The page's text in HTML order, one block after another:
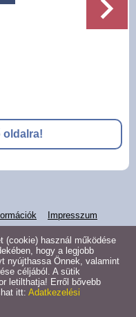
oldalra!
Impresszum
(cookie) használ működése
hogy a legjobb
nyújthassa Önnek, valamint
céljából. A sütik
letilthatja! Erről bővebb
itt: Adatkezelési